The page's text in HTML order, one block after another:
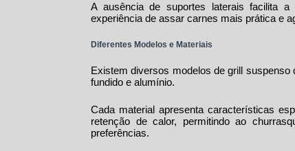
A ausência de suportes laterais facilita
experiência de assar carnes mais prática e
Diferentes Modelos e Materiais
Existem diversos modelos degrill suspenso
fundido e alumínio.
Cada material apresenta características
retenção de calor, permitindo ao
preferências.